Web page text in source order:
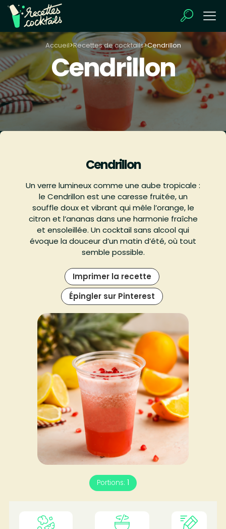
Accueil>Recettes de cocktails>Cendrillon
Cendrillon
Cendrillon
Un verre lumineux comme une aube tropicale :
le Cendrillon est une caresse fruitée, un
souffle doux et vibrant qui mêle l’orange, le
citron et l’ananas dans une harmonie fraîche
et ensoleillée. Un cocktail sans alcool qui
évoque la douceur d’un matin d’été, où tout
semble possible.
Imprimer la recette
Épingler sur Pinterest
Portions: 1